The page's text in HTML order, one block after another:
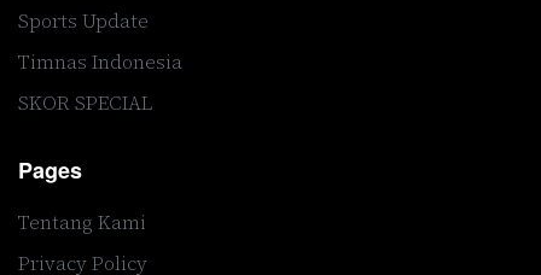
Sports Update
Timnas Indonesia
SKOR SPECIAL
Pages
Tentang Kami
Privacy Policy